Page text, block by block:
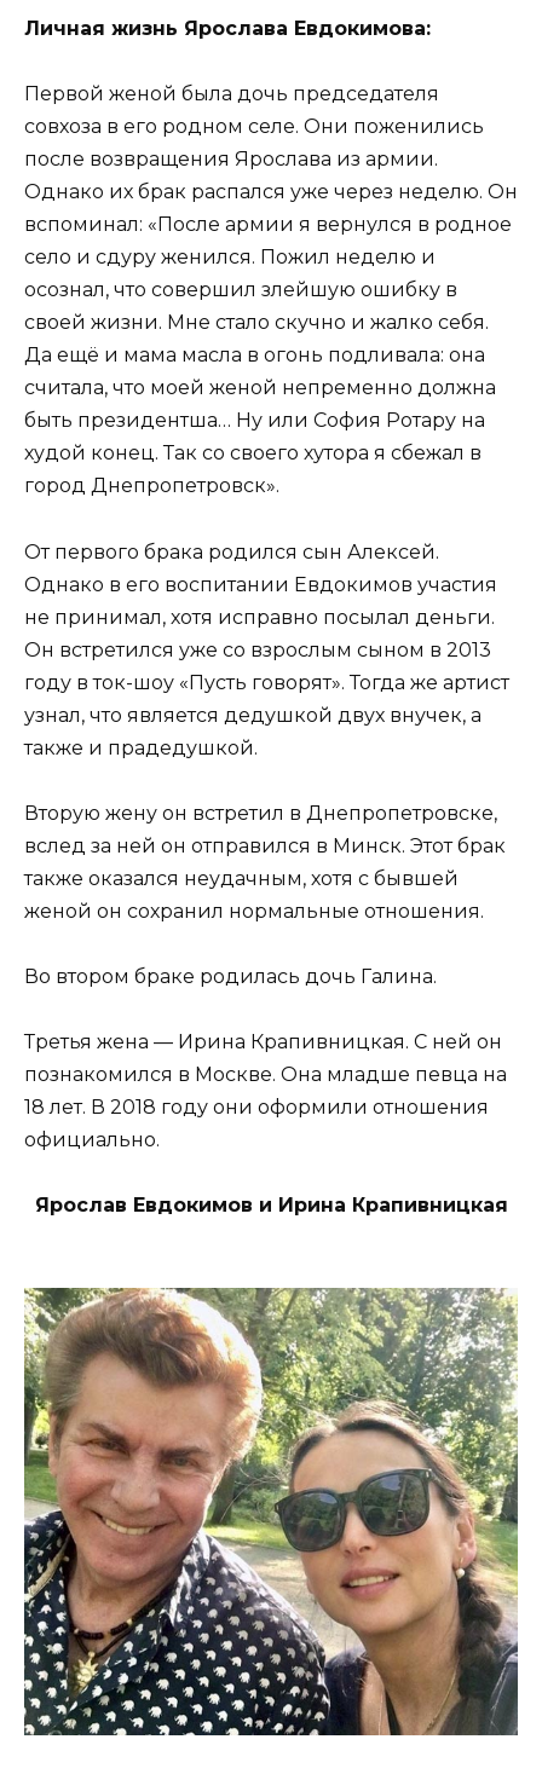
Личная жизнь Ярослава Евдокимова:
Первой женой была дочь председателя
совхоза в его родном селе. Они поженились
после возвращения Ярослава из армии.
Однако их брак распался уже через неделю. Он
вспоминал: «После армии я вернулся в родное
село и сдуру женился. Пожил неделю и
осознал, что совершил злейшую ошибку в
своей жизни. Мне стало скучно и жалко себя.
Да ещё и мама масла в огонь подливала: она
считала, что моей женой непременно должна
быть президентша… Ну или София Ротару на
худой конец. Так со своего хутора я сбежал в
город Днепропетровск».
От первого брака родился сын Алексей.
Однако в его воспитании Евдокимов участия
не принимал, хотя исправно посылал деньги.
Он встретился уже со взрослым сыном в 2013
году в ток-шоу «Пусть говорят». Тогда же артист
узнал, что является дедушкой двух внучек, а
также и прадедушкой.
Вторую жену он встретил в Днепропетровске,
вслед за ней он отправился в Минск. Этот брак
также оказался неудачным, хотя с бывшей
женой он сохранил нормальные отношения.
Во втором браке родилась дочь Галина.
Третья жена — Ирина Крапивницкая. С ней он
познакомился в Москве. Она младше певца на
18 лет. В 2018 году они оформили отношения
официально.
Ярослав Евдокимов и Ирина Крапивницкая